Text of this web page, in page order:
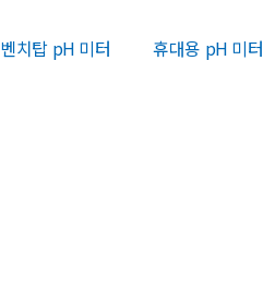
벤치탑 pH 미터 휴대용 pH 미터